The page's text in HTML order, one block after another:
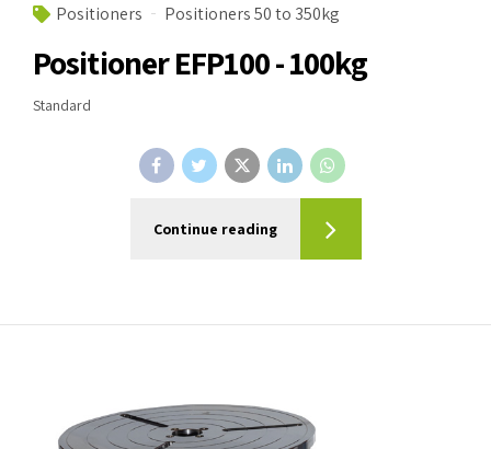
Positioners Positioners 50 to 350kg
Positioner EFP100 - 100kg
Standard
Continue reading